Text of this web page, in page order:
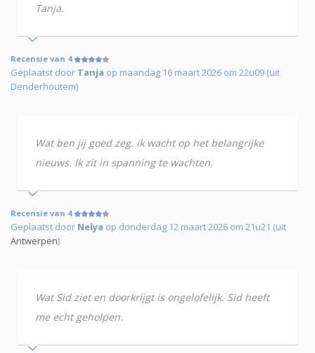
Tanja.
Recensie van 4
Geplaatst door Tanja op maandag 16 maart 2026 om 22u09 (uit
Denderhoutem)
Wat ben jij goed zeg. ik wacht op het belangrijke
nieuws. Ik zit in spanning te wachten.
Recensie van 4
Geplaatst door Nelya op donderdag 12 maart 2026 om 21u21 (uit
Antwerpen)
Wat Sid ziet en doorkrijgt is ongelofelijk. Sid heeft
me echt geholpen.